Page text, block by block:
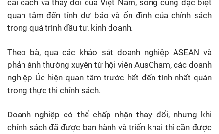
cải cách và thay đổi của Việt Nam, song cũng đặc biệt
quan tâm đến tính dự báo và ổn định của chính sách
trong quá trình đầu tư, kinh doanh.
Theo bà, qua các khảo sát doanh nghiệp ASEAN và
phản ánh thường xuyên từ hội viên AusCham, các doanh
nghiệp Úc hiện quan tâm trước hết đến tính nhất quán
trong thực thi chính sách.
Doanh nghiệp có thể chấp nhận thay đổi, nhưng khi
chính sách đã được ban hành và triển khai thì cần được